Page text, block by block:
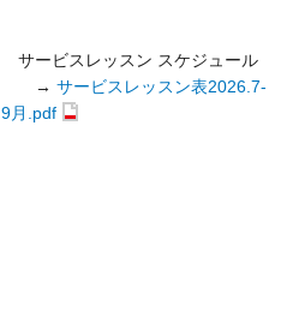
サービスレッスン スケジュール
→ サービスレッスン表2026.7-
9月.pdf